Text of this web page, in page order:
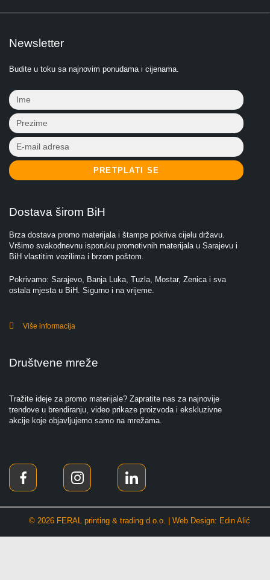
Newsletter
Budite u toku sa najnovim ponudama i cijenama.
PRETPLATI SE
Dostava širom BiH
Brza dostava promo materijala i štampe pokriva cijelu državu.
Vršimo svakodnevnu isporuku promotivnih materijala u Sarajevu i
BiH vlastitim vozilima i brzom poštom.
Pokrivamo: Sarajevo, Banja Luka, Tuzla, Mostar, Zenica i sva
ostala mjesta u BiH. Sigurno i na vrijeme.
Više informacija
Društvene mreže
Tražite ideje za promo materijale? Zapratite nas za najnovije
trendove u brendiranju, video prikaze proizvoda i ekskluzivne
akcije koje objavljujemo samo na mrežama.
© 2026 FERAL printing & trading d.o.o. | Web Design: Edin Alić